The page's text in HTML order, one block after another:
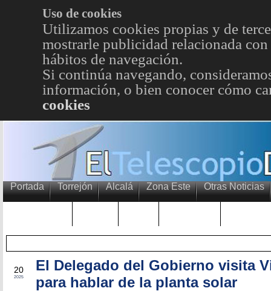
Uso de cookies
Utilizamos cookies propias y de
mostrarle publicidad relacionada
hábitos de navegación.
Si continúa navegando,
información, o bien conocer cómo
cookies
Portada Torrejón Alcalá Zona Este Otras Noticias
20
2025
El Delegado del Gobierno visita
para hablar de la planta solar